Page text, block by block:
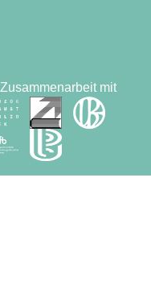
Zusammenarbeit mit